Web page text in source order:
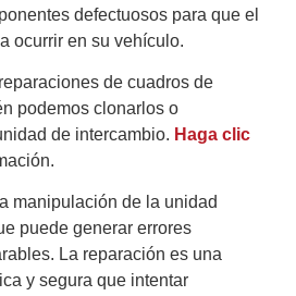
defectuosos para que el
ocurrir en su vehículo.
de cuadros de
podemos clonarlos o
de intercambio. Haga clic
manipulación de la unidad
puede generar errores
La reparación es una
y segura que intentar